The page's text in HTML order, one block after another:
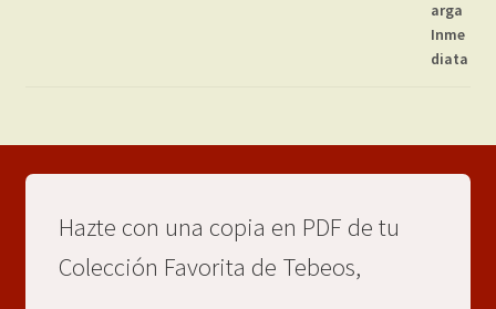
Hazte con una copia en PDF de tu
Colección Favorita de Tebeos,